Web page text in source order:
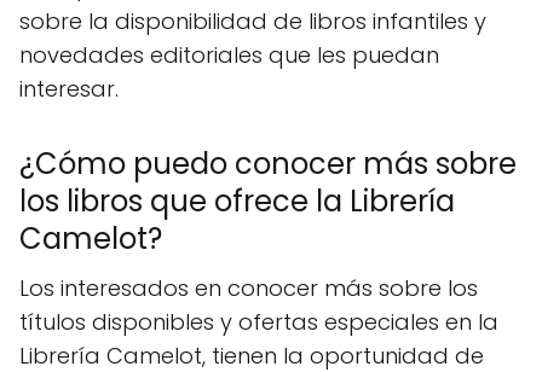
sobre la disponibilidad de libros infantiles y
novedades editoriales que les puedan
interesar.
¿Cómo puedo conocer más sobre
los libros que ofrece la Librería
Camelot?
Los interesados en conocer más sobre los
títulos disponibles y ofertas especiales en la
Librería Camelot, tienen la oportunidad de